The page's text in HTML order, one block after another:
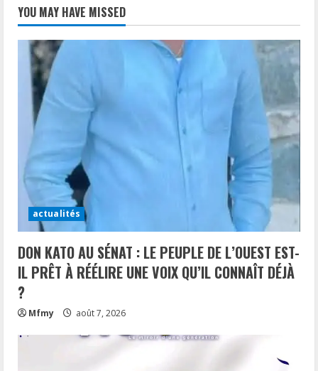
YOU MAY HAVE MISSED
actualités
DON KATO AU SÉNAT : LE PEUPLE DE L’OUEST EST-
IL PRÊT À RÉÉLIRE UNE VOIX QU’IL CONNAÎT DÉJÀ
?
Mfmy août 7, 2026